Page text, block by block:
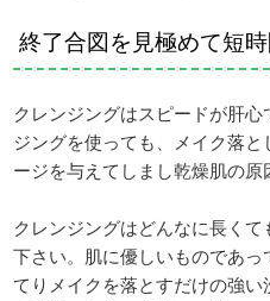
終了合図を見極めて短
クレンジングはスピードが肝
ジングを使っても、メイク落
ージを与えてしまし乾燥肌の原
クレンジングはどんなに長く
下さい。肌に優しいものであ
てりメイクを落とすだけの強